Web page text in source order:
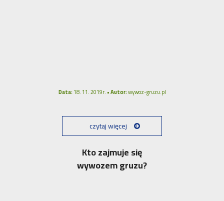
Data:18. 11. 2019r. •Autor:wywoz-gruzu.pl
czytaj więcej
Kto zajmuje się
wywozem gruzu?